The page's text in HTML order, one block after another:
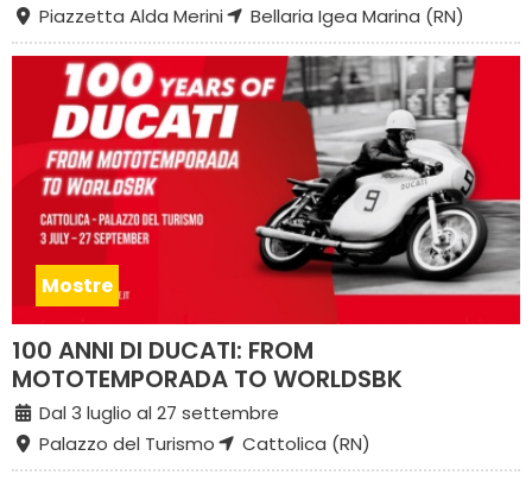
Piazzetta Alda Merini
Bellaria Igea Marina (RN)
Mostre
100 ANNI DI DUCATI: FROM
MOTOTEMPORADA TO WORLDSBK
Dal 3 luglio al 27 settembre
Palazzo del Turismo
Cattolica (RN)